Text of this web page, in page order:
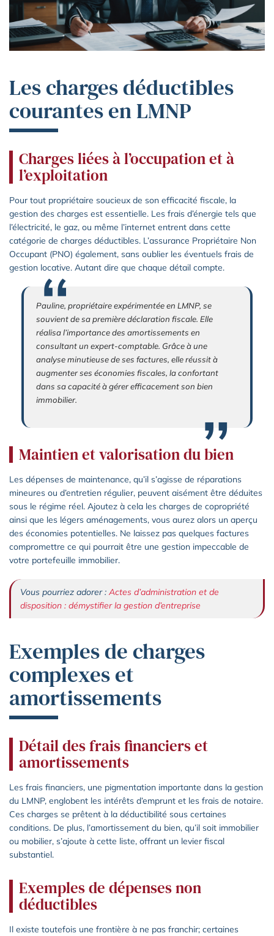
Les charges déductibles
courantes en LMNP
Charges liées à l’occupation et à
l’exploitation
Pour tout propriétaire soucieux de son efficacité fiscale, la
gestion des charges est essentielle. Les frais d’énergie tels que
l’électricité, le gaz, ou même l’internet entrent dans cette
catégorie de charges déductibles. L’assurance Propriétaire Non
Occupant (PNO) également, sans oublier les éventuels frais de
gestion locative. Autant dire que chaque détail compte.
Pauline, propriétaire expérimentée en LMNP, se
souvient de sa première déclaration fiscale. Elle
réalisa l’importance des amortissements en
consultant un expert-comptable. Grâce à une
analyse minutieuse de ses factures, elle réussit à
augmenter ses économies fiscales, la confortant
dans sa capacité à gérer efficacement son bien
immobilier.
Maintien et valorisation du bien
Les dépenses de maintenance, qu’il s’agisse de réparations
mineures ou d’entretien régulier, peuvent aisément être déduites
sous le régime réel. Ajoutez à cela les charges de copropriété
ainsi que les légers aménagements, vous aurez alors un aperçu
des économies potentielles. Ne laissez pas quelques factures
compromettre ce qui pourrait être une gestion impeccable de
votre portefeuille immobilier.
Vous pourriez adorer : Actes d’administration et de
disposition : démystifier la gestion d’entreprise
Exemples de charges
complexes et
amortissements
Détail des frais financiers et
amortissements
Les frais financiers, une pigmentation importante dans la gestion
du LMNP, englobent les intérêts d’emprunt et les frais de notaire.
Ces charges se prêtent à la déductibilité sous certaines
conditions. De plus, l’amortissement du bien, qu’il soit immobilier
ou mobilier, s’ajoute à cette liste, offrant un levier fiscal
substantiel.
Exemples de dépenses non
déductibles
Il existe toutefois une frontière à ne pas franchir; certaines